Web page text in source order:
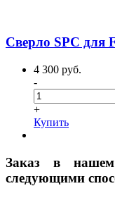
Сверло SPC для
4 300 руб.
-
+
Купить
Заказ в
следующими